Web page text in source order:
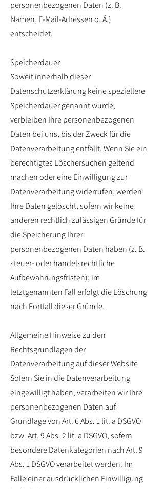
personenbezogenen Daten (z. B.
Namen, E-Mail-Adressen o. Ä.)
entscheidet.
Speicherdauer
Soweit innerhalb dieser
Datenschutzerklärung keine speziellere
Speicherdauer genannt wurde,
verbleiben Ihre personenbezogenen
Daten bei uns, bis der Zweck für die
Datenverarbeitung entfällt. Wenn Sie ein
berechtigtes Löschersuchen geltend
machen oder eine Einwilligung zur
Datenverarbeitung widerrufen, werden
Ihre Daten gelöscht, sofern wir keine
anderen rechtlich zulässigen Gründe für
die Speicherung Ihrer
personenbezogenen Daten haben (z. B.
steuer- oder handelsrechtliche
Aufbewahrungsfristen); im
letztgenannten Fall erfolgt die Löschung
nach Fortfall dieser Gründe.
Allgemeine Hinweise zu den
Rechtsgrundlagen der
Datenverarbeitung auf dieser Website
Sofern Sie in die Datenverarbeitung
eingewilligt haben, verarbeiten wir Ihre
personenbezogenen Daten auf
Grundlage von Art. 6 Abs. 1 lit. a DSGVO
bzw. Art. 9 Abs. 2 lit. a DSGVO, sofern
besondere Datenkategorien nach Art. 9
Abs. 1 DSGVO verarbeitet werden. Im
Falle einer ausdrücklichen Einwilligung